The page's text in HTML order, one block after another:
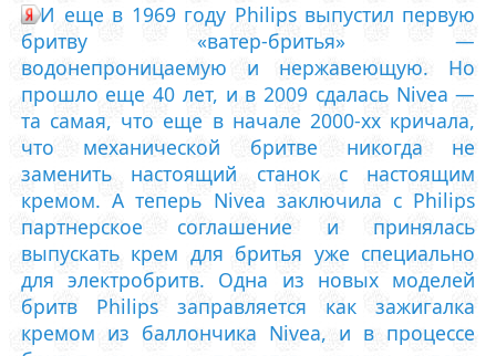
И еще в 1969 году Philips выпустил первую
бритву «ватер-бритья» —
водонепроницаемую и нержавеющую. Но
прошло еще 40 лет, и в 2009 сдалась Nivea —
та самая, что еще в начале 2000-хх кричала,
что механической бритве никогда не
заменить настоящий станок с настоящим
кремом. А теперь Nivea заключила с Philips
партнерское соглашение и принялась
выпускать крем для бритья уже специально
для электробритв. Одна из новых моделей
бритв Philips заправляется как зажигалка
кремом из баллончика Nivea, и в процессе